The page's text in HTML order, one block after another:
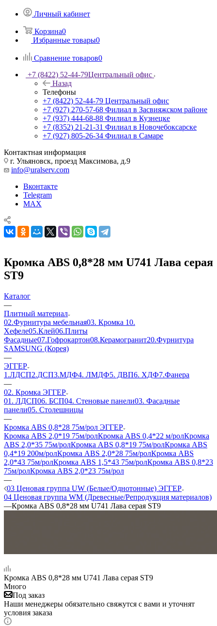
Личный кабинет
Корзина0
Избранные товары0
Сравнение товаров0
+7 (8422) 52-44-79Центральный офис
Назад
Телефоны
+7 (8422) 52-44-79 Центральный офис
+7 (927) 270-57-68 Филиал в Засвияжском районе
+7 (937) 444-68-88 Филиал в Кузнецке
+7 (8352) 21-21-31 Филиал в Новочебоксарске
+7 (927) 805-26-34 Филиал в Самаре
Контактная информация
г. Ульяновск, проезд Максимова, д.9
info@uralserv.com
Вконтакте
Telegram
MAX
Кромка ABS 0,8*28 мм U741 Лава серая
ST9
Каталог
—
Плитный материал
02.Фурнитура мебельная03. Кромка 10.
Хефеле05.Клей06.Плиты
Фасадные07.Гофрокартон08.Керамогранит20.Фурнитура
SAMSUNG (Корея)
—
ЭГГЕР
1.ЛДСП2.ДСП3.МДФ4. ЛМДФ5. ДВП6. ХДФ7.Фанера
—
02. Кромка ЭГГЕР
01. ЛДСП06. БСП04. Стеновые панели03. Фасадные
панели05. Столешницы
—
Кромка ABS 0,8*28 75м/рол ЭГГЕР
Кромка ABS 2,0*19 75м/ролКромка ABS 0,4*22 м/ролКромка
ABS 2,0*35 75м/ролКромка ABS 0,8*19 75м/ролКромка ABS
0,4*19 200м/ролКромка ABS 2,0*28 75м/ролКромка ABS
2,0*43 75м/ролКромка ABS 1,5*43 75м/ролКромка ABS 0,8*23
75м/ролКромка ABS 2,0*23 75м/рол
—
03 Ценовая группа UW (Белые/Однотонные) ЭГГЕР
04 Ценовая группа WM (Древесные/Репродукция материалов)
—Кромка ABS 0,8*28 мм U741 Лава серая ST9
Кромка ABS 0,8*28 мм U741 Лава серая ST9
Много
Под заказ
Наши менеджеры обязательно свяжутся с вами и уточнят
условия заказа